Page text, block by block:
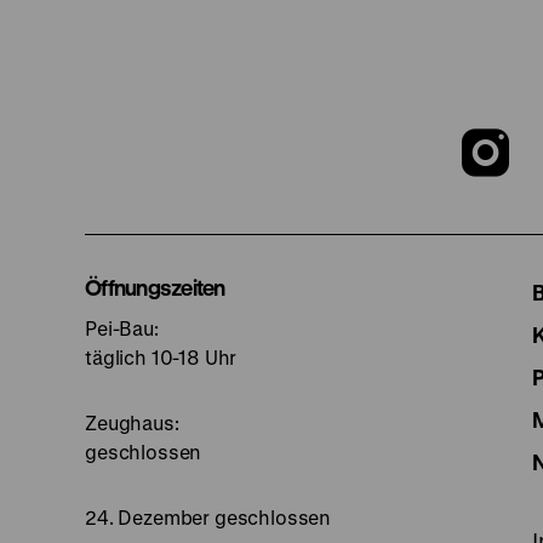
Zu
Öffnungszeiten
Pei-Bau:
täglich 10-18 Uhr
Zeughaus:
geschlossen
24. Dezember geschlossen